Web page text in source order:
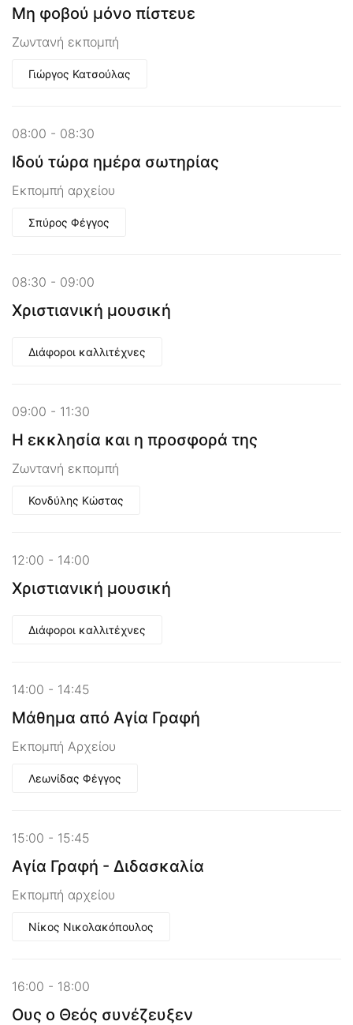
Μη φοβού μόνο πίστευε
Ζωντανή εκπομπή
Γιώργος Κατσούλας
08:00 - 08:30
Ιδού τώρα ημέρα σωτηρίας
Εκπομπή αρχείου
Σπύρος Φέγγος
08:30 - 09:00
Χριστιανική μουσική
Διάφοροι καλλιτέχνες
09:00 - 11:30
Η εκκλησία και η προσφορά της
Ζωντανή εκπομπή
Κονδύλης Κώστας
12:00 - 14:00
Χριστιανική μουσική
Διάφοροι καλλιτέχνες
14:00 - 14:45
Μάθημα από Αγία Γραφή
Εκπομπή Αρχείου
Λεωνίδας Φέγγος
15:00 - 15:45
Αγία Γραφή - Διδασκαλία
Εκπομπή αρχείου
Νίκος Νικολακόπουλος
16:00 - 18:00
Ους ο Θεός συνέζευξεν